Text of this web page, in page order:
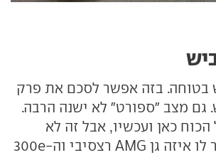
בטוחה. בזה אפשר לסכם את פרק
גם מצב "ספורט" לא ישנה הרבה.
כאן ועכשיו, אבל זה לא
שפתאום יתעורר לו איזה גן AMG רצסיבי וה-300e